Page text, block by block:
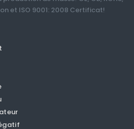
ingénieurs. Nous sommes
OEM! 3000 pcs par jour de
de vieillissement à 100% pour la
ROHS, SASO, CQC, CCC
Certificat!